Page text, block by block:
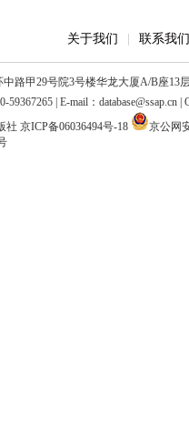
关于我们 联系我们
路甲29号院3号楼华龙大厦A/B座13
| E-mail：database@ssap.cn
社 京ICP备06036494号-18
京公网